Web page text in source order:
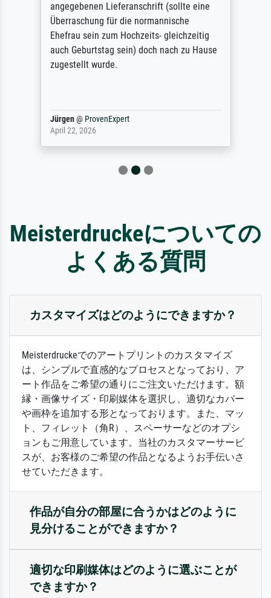
angegebenen Lieferanschrift (sollte eine
Überraschung für die normannische
Ehefrau sein zum Hochzeits- gleichzeitig
auch Geburtstag sein) doch nach zu Hause
zugestellt wurde.
Jürgen@ ProvenExpert
April 22, 2026
Meisterdruckeについての
よくある質問
カスタマイズはどのようにできますか？
Meisterdruckeでのアートプリントのカスタマイズ
は、シンプルで直感的なプロセスとなっており、ア
ート作品をご希望の通りにご注文いただけます。額
縁・画像サイズ・印刷媒体を選択し、適切なカバー
や画枠を追加する形となっております。また、マッ
ト、フィレット（角R）、スペーサーなどのオプシ
ョンもご用意しています。当社のカスタマーサービ
スが、お客様のご希望の作品となるようお手伝いさ
せていただきます。
作品が自分の部屋に合うかはどのように
見分けることができますか？
適切な印刷媒体はどのように選ぶことが
できますか？